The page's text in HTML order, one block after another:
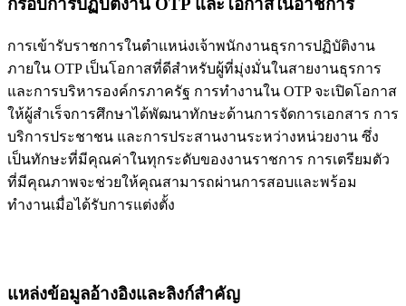
กรอบการปฏิบัติงาน OTP และโอกาสในอาชการ
การเข้ารับราชการในตำแหน่งเจ้าพนักงานธุรการปฏิบัติงาน
ภายใน OTP เป็นโอกาสที่ดีสำหรับผู้ที่มุ่งมั่นในสายงานธุรการ
และการบริหารองค์กรภาครัฐ การทำงานใน OTP จะเปิดโอกาส
ให้ผู้สำเร็จการศึกษาได้พัฒนาทักษะด้านการจัดการเอกสาร การ
บริการประชาชน และการประสานงานระหว่างหน่วยงาน ซึ่ง
เป็นทักษะที่มีคุณค่าในทุกระดับของงานราชการ การเตรียมตัว
ที่มีคุณภาพจะช่วยให้คุณสามารถผ่านการสอบและพร้อม
ทำงานเมื่อได้รับการแต่งตั้ง
แหล่งข้อมูลอ้างอิงและลิงก์สำคัญ